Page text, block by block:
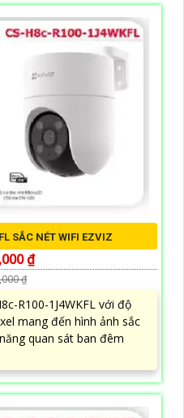
SẮC NÉT WIFI EZVIZ
₫
₫
R100-1J4WKFL với độ
mang đến hình ảnh sắc
quan sát ban đêm